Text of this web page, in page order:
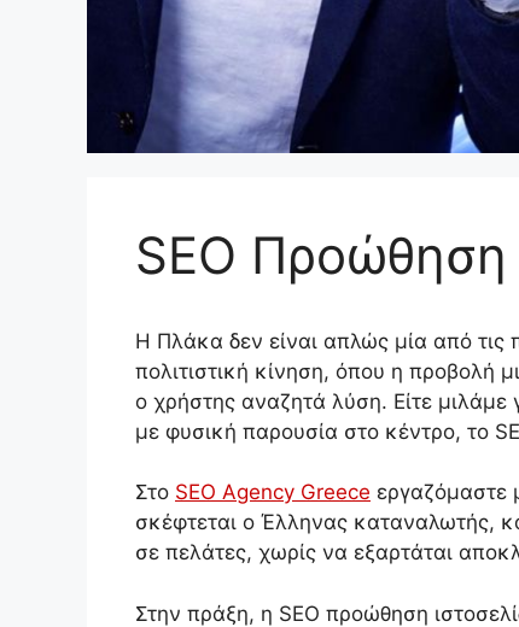
SEO Προώθηση
Η Πλάκα δεν είναι απλώς μία από τις
πολιτιστική κίνηση, όπου η προβολή
ο χρήστης αναζητά λύση. Είτε μιλάμε
με φυσική παρουσία στο κέντρο, το
Στο SEO Agency Greece εργαζόμαστε
σκέφτεται ο Έλληνας καταναλωτής,
σε πελάτες, χωρίς να εξαρτάται
Στην πράξη, η SEO προώθηση